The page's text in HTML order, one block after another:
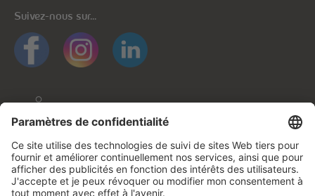
Suivez-nous sur...
Informations générales Protection des données